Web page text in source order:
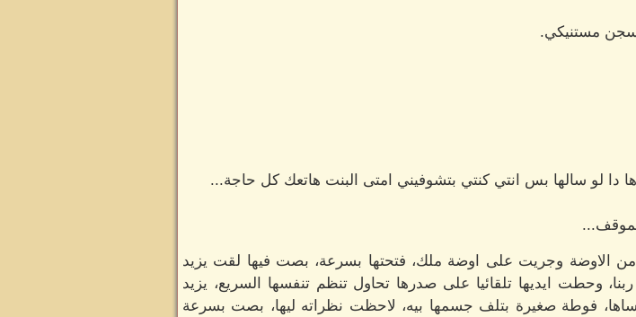
مستنيكي.
دا لو سالها بس انتي كنتي بتشوفيني امتى البنت هاتعك كل حاجة...
الاوضة وجريت على اوضة ملك، فتحتها بسرعة، بصت فيها لقت يزيد
وحطت ايديها تلقائيا على صدرها تحاول تنظم تنفسها السريع، يزيد
فوطة صغيرة بتلف جسمها بيه، لاحظت نظراته ليها، بصت بسرعة